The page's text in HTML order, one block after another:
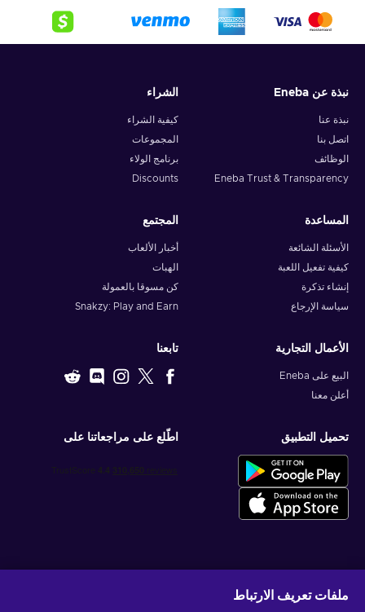
نبذة عن Eneba
نبذة عنا
اتصل بنا
الوظائف
Eneba Trust & Transparency
الشراء
كيفية الشراء
المجموعات
برنامج الولاء
Discounts
المساعدة
الأسئلة الشائعة
كيفية تفعيل اللعبة
إنشاء تذكرة
سياسة الإرجاع
المجتمع
أخبار الألعاب
الهبات
كن مسوقا بالعمولة
Snakzy: Play and Earn
الأعمال التجارية
البيع على Eneba
أعلن معنا
تابعنا
تحميل التطبيق اطّلع على مراجعاتنا على
ملفات تعريف الارتباط